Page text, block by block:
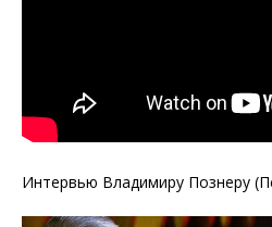
Интервью Владимиру Познеру